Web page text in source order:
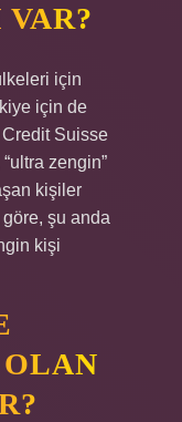
için
için de
Credit Suisse
“ultra zengin”
kişiler
göre, şu anda
kişi